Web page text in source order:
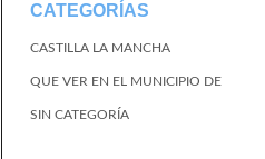
CATEGORÍAS
CASTILLA LA MANCHA
QUE VER EN EL MUNICIPIO DE
SIN CATEGORÍA